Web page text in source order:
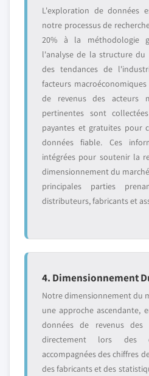
L'exploration de données
notre processus de
20% à la méthodologie
l'analyse de la structure du
des tendances de
facteurs
de revenus des acteurs
pertinentes sont
payantes et gratuites pour
données fiable. Ces
intégrées pour soutenir la
dimensionnement du
principales parties
distributeurs, fabricants et
4. Dimensionnement
Notre dimensionnement du
une approche ascendante,
données de revenus des
directement lors des
accompagnées des chiffres
des fabricants et des